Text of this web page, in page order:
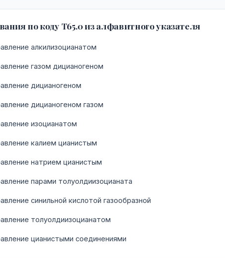
по коду T65.0 из алфавитного указателя
алкилизоцианатом
газом дицианогеном
дицианогеном
дицианогеном газом
изоцианатом
калием цианистым
натрием цианистым
парами толуолдиизоцианата
синильной кислотой газообразной
толуолдиизоцианатом
цианистыми соединениями